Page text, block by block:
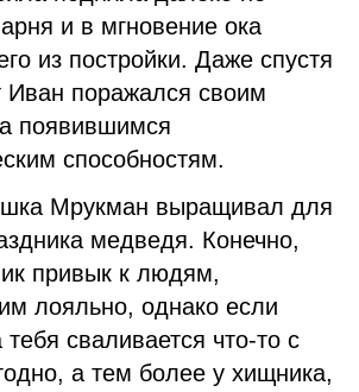
и в мгновение ока
из постройки. Даже спустя
Иван поражался своим
появившимся
способностям.
Мрукман выращивал для
медведя. Конечно,
привык к людям,
лояльно, однако если
сваливается что-то с
а тем более у хищника,